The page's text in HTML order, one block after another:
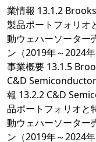
業情報 13.1.2
製品ポートフォリ
動ウェハーソーター
ン（2019年～2024
事業概要 13.1.5
C&D
報 13.2.2 C&D
品ポートフォリオ
動ウェハーソーター
ン（2019年～2024